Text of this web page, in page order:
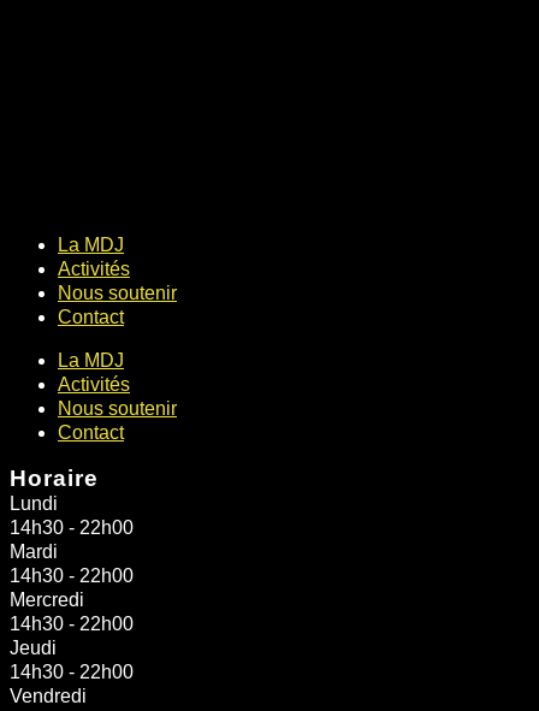
La MDJ
Activités
Nous soutenir
Contact
La MDJ
Activités
Nous soutenir
Contact
Horaire
Lundi
14h30 - 22h00
Mardi
14h30 - 22h00
Mercredi
14h30 - 22h00
Jeudi
14h30 - 22h00
Vendredi